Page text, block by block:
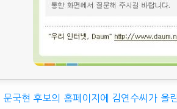
문국현 후보의 홈페이지에 김연수씨가 올